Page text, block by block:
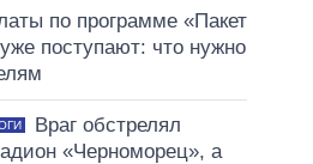
по программе «Пакет
поступают: что нужно
Враг обстрелял
«Черноморец», а